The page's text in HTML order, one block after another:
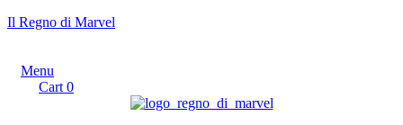
Il Regno di Marvel
Menu
Cart 0